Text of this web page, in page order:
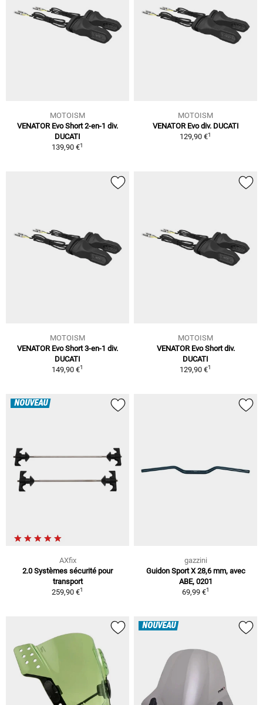
MOTOISM
VENATOR Evo Short 2-en-1 div.
DUCATI
139,90 €1
MOTOISM
VENATOR Evo div. DUCATI
129,90 €1
MOTOISM
VENATOR Evo Short 3-en-1 div.
DUCATI
149,90 €1
MOTOISM
VENATOR Evo Short div.
DUCATI
129,90 €1
NOUVEAU
AXfix
2.0 Systèmes sécurité pour
transport
259,90 €1
gazzini
Guidon Sport X 28,6 mm, avec
ABE, 0201
69,99 €1
NOUVEAU